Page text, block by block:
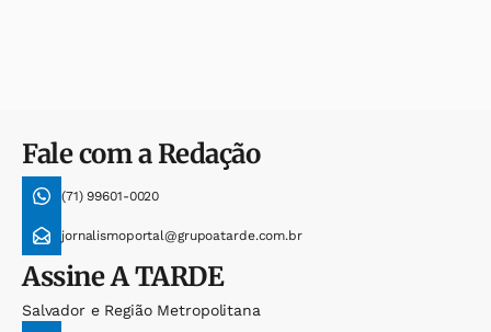
Fale com a Redação
(71) 99601-0020
jornalismoportal@grupoatarde.com.br
AssineA TARDE
Salvador e Região Metropolitana